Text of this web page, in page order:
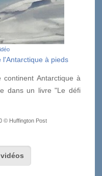
l'Antarctique à pieds
Antarctique à
dans un livre "Le défi
© Huffington Post